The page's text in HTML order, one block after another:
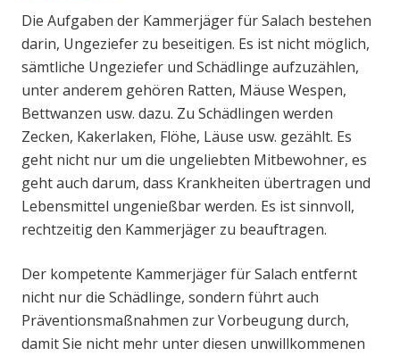
Die Aufgaben der Kammerjäger für Salach bestehen
darin, Ungeziefer zu beseitigen. Es ist nicht möglich,
sämtliche Ungeziefer und Schädlinge aufzuzählen,
unter anderem gehören Ratten, Mäuse Wespen,
Bettwanzen usw. dazu. Zu Schädlingen werden
Zecken, Kakerlaken, Flöhe, Läuse usw. gezählt. Es
geht nicht nur um die ungeliebten Mitbewohner, es
geht auch darum, dass Krankheiten übertragen und
Lebensmittel ungenießbar werden. Es ist sinnvoll,
rechtzeitig den Kammerjäger zu beauftragen.
Der kompetente Kammerjäger für Salach entfernt
nicht nur die Schädlinge, sondern führt auch
Präventionsmaßnahmen zur Vorbeugung durch,
damit Sie nicht mehr unter diesen unwillkommenen